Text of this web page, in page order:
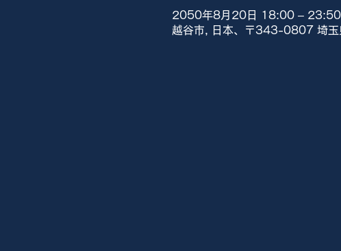
2050年8月20日 18:00 – 23:50
越谷市, 日本、〒343-0807 埼玉